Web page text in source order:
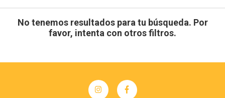
No tenemos resultados para tu búsqueda. Por
favor, intenta con otros filtros.